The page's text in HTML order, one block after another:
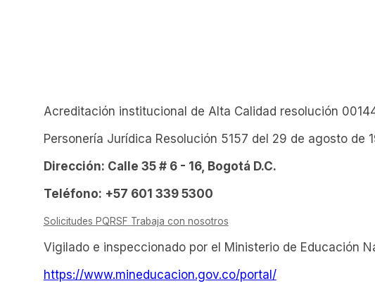
Acreditación institucional de Alta Calidad resolución
Personería Jurídica Resolución 5157 del 29 de agosto de
Dirección: Calle 35 # 6 - 16, Bogotá D.C.
Teléfono: +57 601 339 5300
Solicitudes PQRSF Trabaja con nosotros
Vigilado e inspeccionado por el Ministerio de Educación
https://www.mineducacion.gov.co/portal/